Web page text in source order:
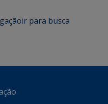
ir para busca